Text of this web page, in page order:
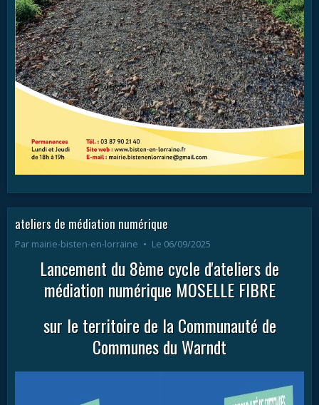
ateliers de médiation numérique
Par mairie-bisten-en-lorraine Le 06/09/2025
Lancement du 8ème cycle d'ateliers de
médiation numérique MOSELLE FIBRE
sur le territoire de la Communauté de
Communes du Warndt